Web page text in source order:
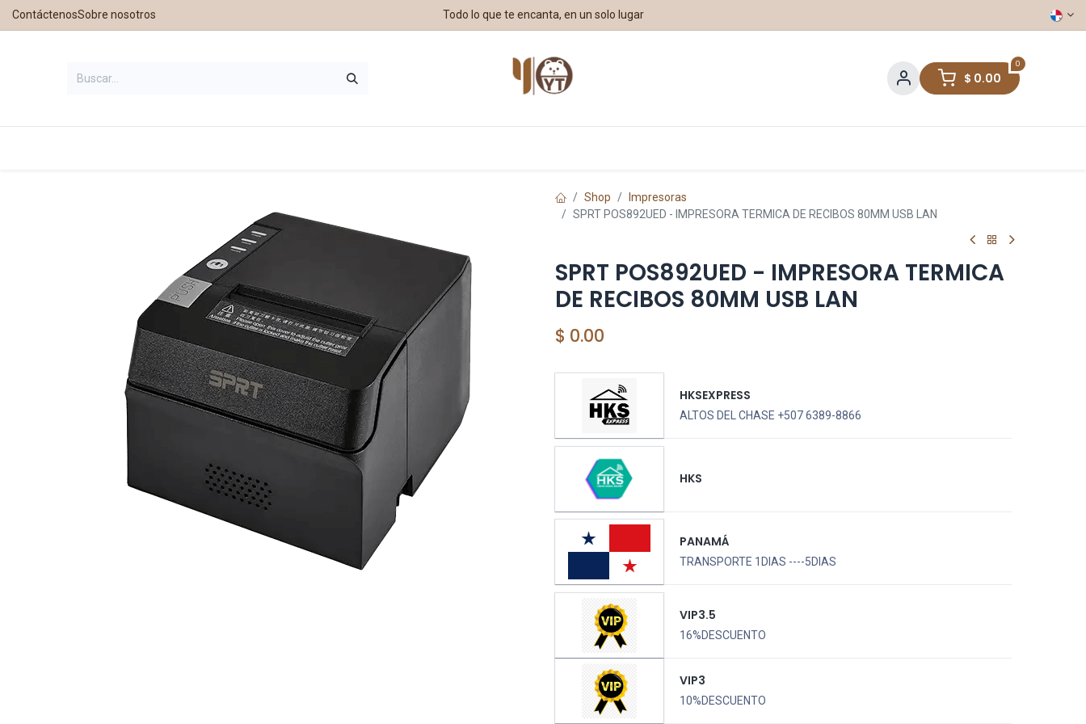
ContáctenosSobre nosotros Todo lo que te encanta, en un solo lugar
0
$ 0.00
Shop
Impresoras
SPRT POS892UED - IMPRESORA TERMICA DE RECIBOS 80MM USB LAN
SPRT POS892UED - IMPRESORA TERMICA
DE RECIBOS 80MM USB LAN
$ 0.00
HKSEXPRESS
ALTOS DEL CHASE +507 6389-8866
HKS
PANAMÁ
TRANSPORTE 1DIAS ----5DIAS
VIP3.5
16%DESCUENTO
VIP3
10%DESCUENTO